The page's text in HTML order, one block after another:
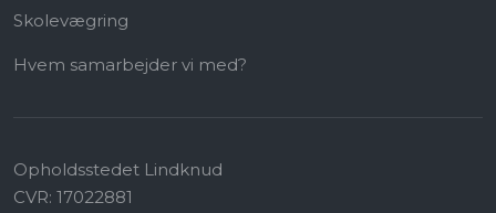
Skolevægring
Hvem samarbejder vi med?
Opholdsstedet Lindknud​
CVR:​ 17022881